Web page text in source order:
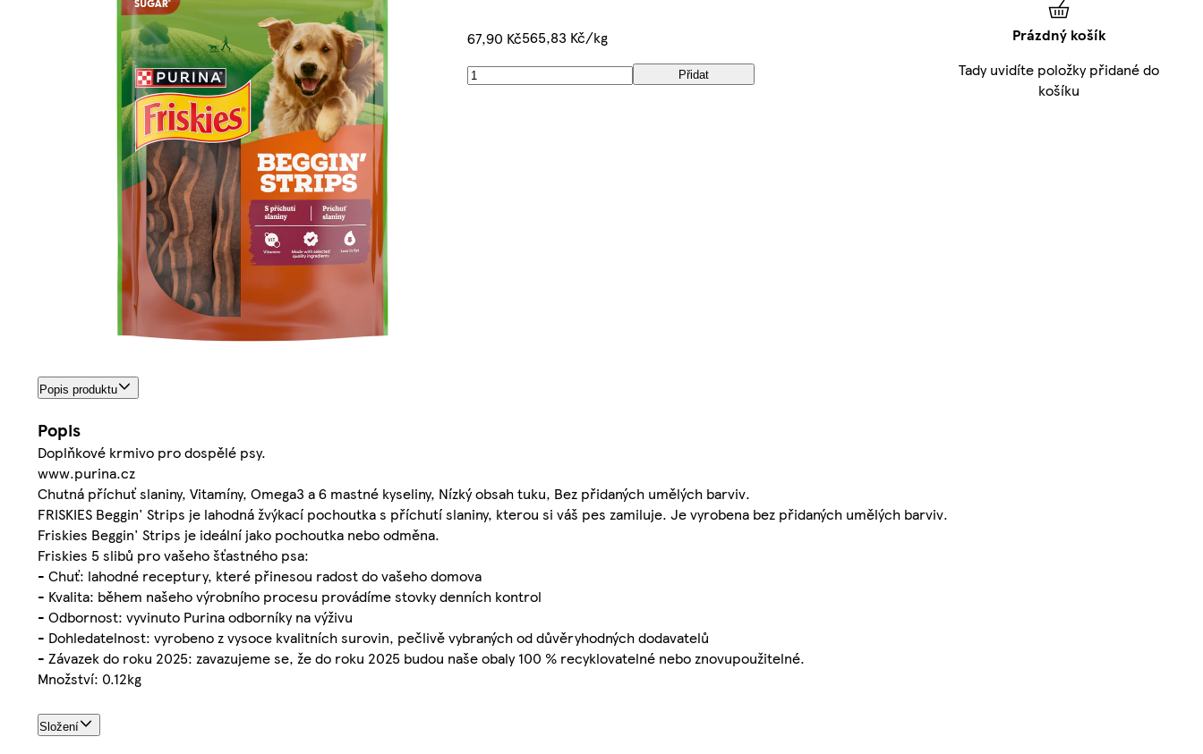
67,90 Kč565,83 Kč/kg
Přidat
Popis produktu
Popis
Doplňkové krmivo pro dospělé psy.
www.purina.cz
Chutná příchuť slaniny, Vitamíny, Omega3 a 6 mastné kyseliny, Nízký obsah tuku, Bez přidaných umělých barviv.
FRISKIES Beggin' Strips je lahodná žvýkací pochoutka s příchutí slaniny, kterou si váš pes zamiluje. Je vyrobena bez přidaných umělých barviv.
Friskies Beggin' Strips je ideální jako pochoutka nebo odměna.
Friskies 5 slibů pro vašeho šťastného psa:
- Chuť: lahodné receptury, které přinesou radost do vašeho domova
- Kvalita: během našeho výrobního procesu provádíme stovky denních kontrol
- Odbornost: vyvinuto Purina odborníky na výživu
- Dohledatelnost: vyrobeno z vysoce kvalitních surovin, pečlivě vybraných od důvěryhodných dodavatelů
- Závazek do roku 2025: zavazujeme se, že do roku 2025 budou naše obaly 100 % recyklovatelné nebo znovupoužitelné.
Množství: 0.12kg
Složení
Prázdný košík
Tady uvidíte položky přidané do
košíku